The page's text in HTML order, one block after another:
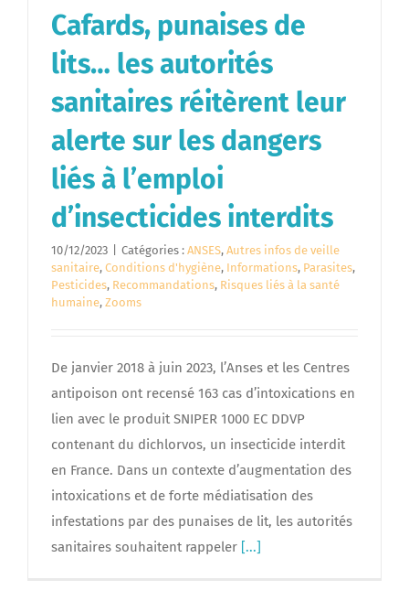
Cafards, punaises de
lits… les autorités
sanitaires réitèrent leur
alerte sur les dangers
liés à l’emploi
d’insecticides interdits
10/12/2023 Catégories : ANSES, Autres infos de veille
sanitaire, Conditions d'hygiène, Informations, Parasites,
Pesticides, Recommandations, Risques liés à la santé
humaine, Zooms
De janvier 2018 à juin 2023, l’Anses et les Centres
antipoison ont recensé 163 cas d’intoxications en
lien avec le produit SNIPER 1000 EC DDVP
contenant du dichlorvos, un insecticide interdit
en France. Dans un contexte d’augmentation des
intoxications et de forte médiatisation des
infestations par des punaises de lit, les autorités
sanitaires souhaitent rappeler [...]